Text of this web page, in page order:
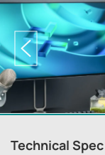
Technical Spec